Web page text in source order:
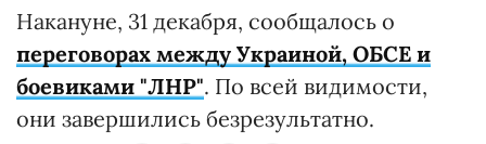
Накануне, 31 декабря, сообщалось о
переговорах между Украиной, ОБСЕ и
боевиками "ЛНР". По всей видимости,
они завершились безрезультатно.